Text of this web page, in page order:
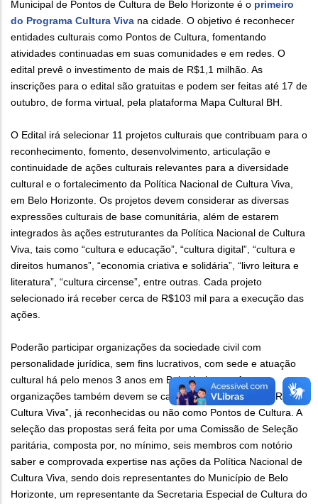
Municipal de Pontos de Cultura de Belo Horizonte é o primeiro
do Programa Cultura Viva na cidade. O objetivo é reconhecer
entidades culturais como Pontos de Cultura, fomentando
atividades continuadas em suas comunidades e em redes. O
edital prevê o investimento de mais de R$1,1 milhão. As
inscrições para o edital são gratuitas e podem ser feitas até 17 de
outubro, de forma virtual, pela plataforma Mapa Cultural BH.
O Edital irá selecionar 11 projetos culturais que contribuam para o
reconhecimento, fomento, desenvolvimento, articulação e
continuidade de ações culturais relevantes para a diversidade
cultural e o fortalecimento da Política Nacional de Cultura Viva,
em Belo Horizonte. Os projetos devem considerar as diversas
expressões culturais de base comunitária, além de estarem
integrados às ações estruturantes da Política Nacional de Cultura
Viva, tais como “cultura e educação”, “cultura digital”, “cultura e
direitos humanos”, “economia criativa e solidária”, “livro leitura e
literatura”, “cultura circense”, entre outras. Cada projeto
selecionado irá receber cerca de R$103 mil para a execução das
ações.
Poderão participar organizações da sociedade civil com
personalidade jurídica, sem fins lucrativos, com sede e atuação
cultural há pelo menos 3 anos em Belo Horizonte. As
organizações também devem se cadastrar na Plataforma “Rede
Cultura Viva”, já reconhecidas ou não como Pontos de Cultura. A
seleção das propostas será feita por uma Comissão de Seleção
paritária, composta por, no mínimo, seis membros com notório
saber e comprovada expertise nas ações da Política Nacional de
Cultura Viva, sendo dois representantes do Município de Belo
Horizonte, um representante da Secretaria Especial de Cultura do